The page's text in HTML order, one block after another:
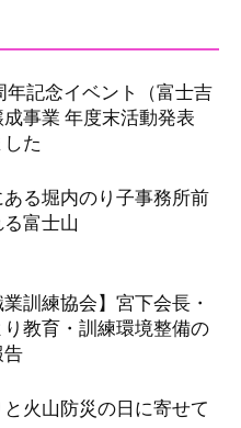
年記念イベント（富士吉
事業 年度末活動発表
た
る堀内のり子事務所前
富士山
業訓練協会】宮下会長・
教育・訓練環境整備の
告
火山防災の日に寄せて